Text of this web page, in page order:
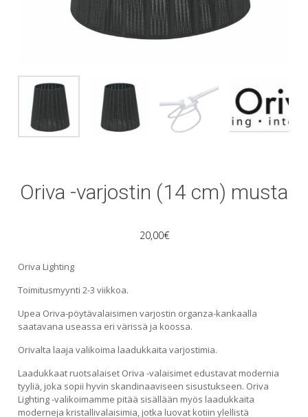
Oriva -varjostin (14 cm) musta
20,00€
Oriva Lighting
Toimitusmyynti 2-3 viikkoa.
Upea Oriva-pöytävalaisimen varjostin organza-kankaalla
saatavana useassa eri värissä ja koossa.
Orivalta laaja valikoima laadukkaita varjostimia.
Laadukkaat ruotsalaiset Oriva -valaisimet edustavat modernia
tyyliä, joka sopii hyvin skandinaaviseen sisustukseen. Oriva
Lighting -valikoimamme pitää sisällään myös laadukkaita
moderneja kristallivalaisimia, jotka luovat kotiin ylellistä